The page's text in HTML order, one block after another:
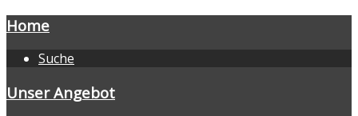
Home
Suche
Unser Angebot